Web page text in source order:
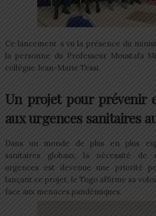
Ce lancement a vu la présence du
la personne du Professeur Moustafa
collègue Jean-Marie Tessi.
Un projet pour prévenir
aux urgences sanitaires
Dans un monde de plus en plus
sanitaires globaux, la nécessité de
urgences est devenue une priorité
lançant ce projet, le Togo affirme sa
face aux menaces pandémiques.